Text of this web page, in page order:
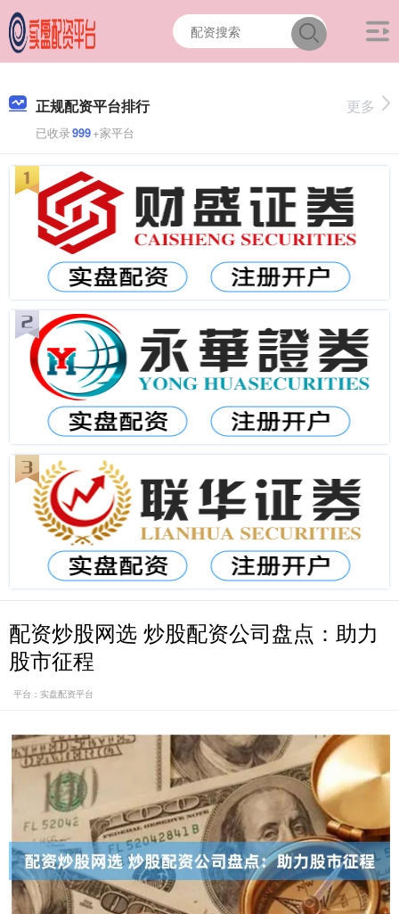
正规配资平台排行
已收录999+家平台
更多
配资炒股网选 炒股配资公司盘点：助力
股市征程
平台：实盘配资平台